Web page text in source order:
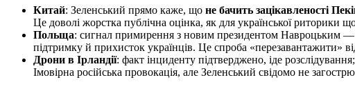
Китай: Зеленський прямо каже, що не бачить зацікавленості
Це доволі жорстка публічна оцінка, як для української риторики
Польща: сигнал примирення з новим президентом Навроцьким —
підтримку й прихисток українців. Це спроба «перезавантажити»
Дрони в Ірландії: факт інциденту підтверджено, іде
Імовірна російська провокація, але Зеленський свідомо не